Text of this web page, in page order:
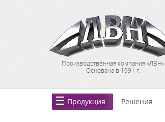
Производственная компания «ЛВН»
Основана в 1991 г.
Продукция Решения